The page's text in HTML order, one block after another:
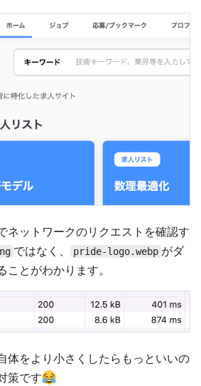
ネットワークのリクエストを確認す
ではなく、 pride-logo.webp がダ
ことがわかります。
体をより小さくしたらもっといいの
策です